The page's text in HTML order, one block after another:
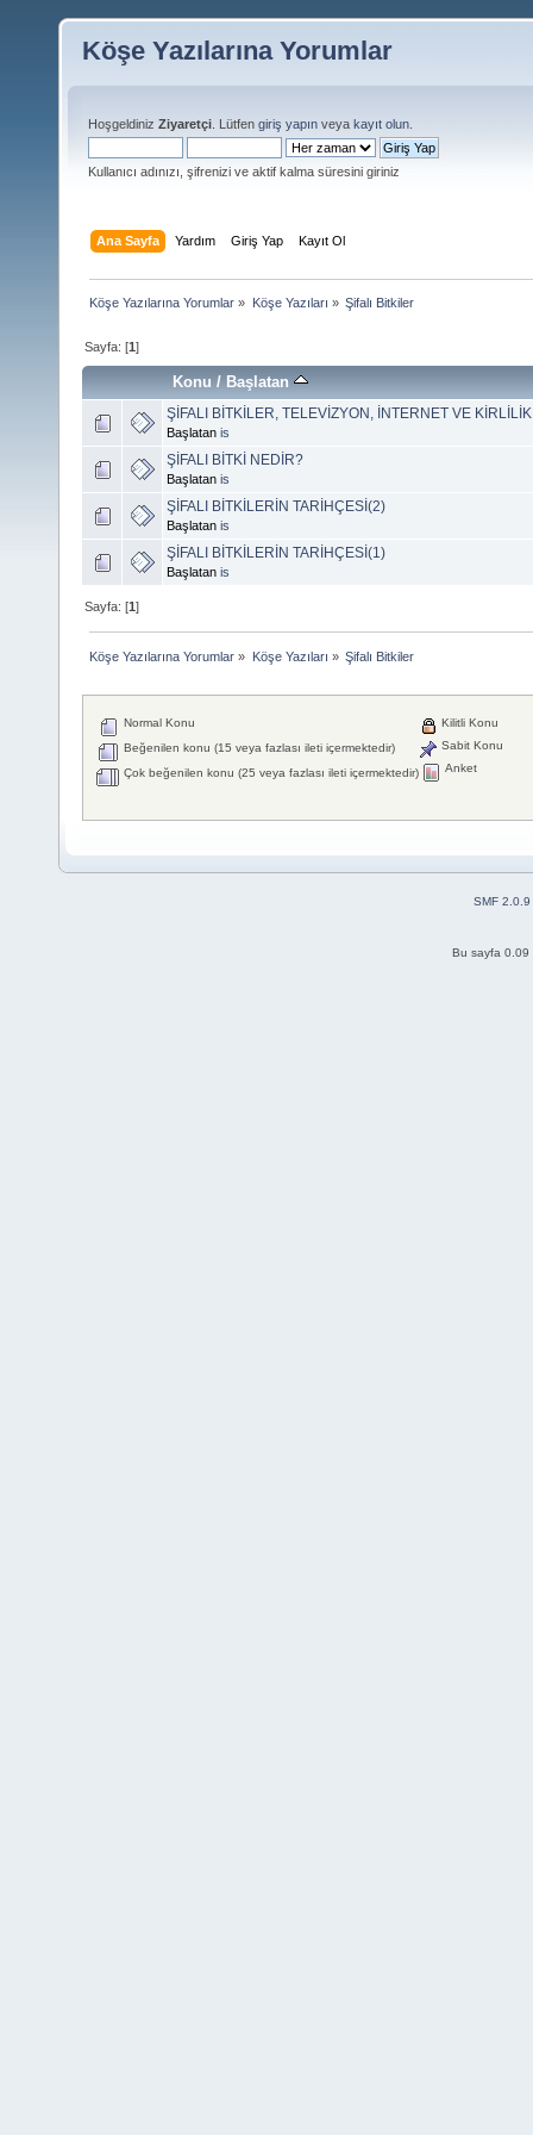
Köşe Yazılarına Yorumlar
Hoşgeldiniz Ziyaretçi . Lütfen giriş yapın veya kayıt olun
Kullanıcı adınızı, şifrenizi ve aktif kalma süresini giriniz
Ana Sayfa Yardım Giriş Yap Kayıt Ol
Köşe Yazılarına Yorumlar » Köşe Yazıları » Şifalı Bitkiler
Sayfa: [1]
Konu /Başlatan
ŞİFALI BİTKİLER, TELEVİZYON, İNTERNET VE
Başlatan is
ŞİFALI BİTKİ NEDİR?
Başlatan is
ŞİFALI BİTKİLERİN TARİHÇESİ(2)
Başlatan is
ŞİFALI BİTKİLERİN TARİHÇESİ(1)
Başlatan is
Sayfa: [1]
Köşe Yazılarına Yorumlar » Köşe Yazıları » Şifalı Bitkiler
Normal Konu
Beğenilen konu (15 veya fazlası ileti içermektedir)
Çok beğenilen konu (25 veya fazlası ileti içermektedir)
Kilitli Konu
Sabit Konu
Anket
SMF 2.0.9
Bu sayfa 0.09